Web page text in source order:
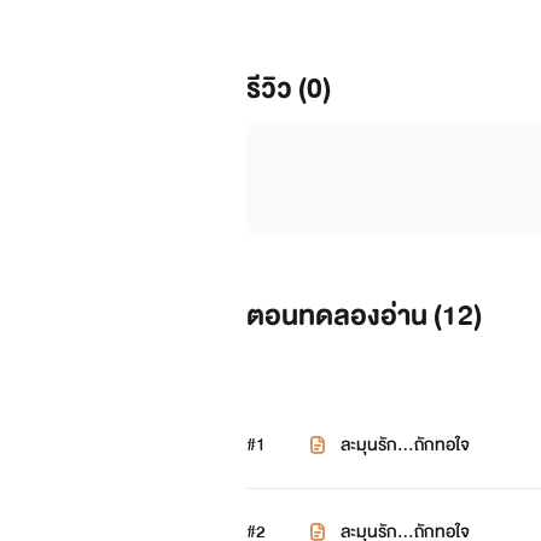
รีวิว (0)
ตอนทดลองอ่าน (12)
#1 ละมุนรัก...ถักทอใจ
#2 ละมุนรัก...ถักทอใจ